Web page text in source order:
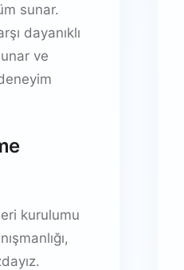
sunar.
dayanıklı
ve
kurulumu